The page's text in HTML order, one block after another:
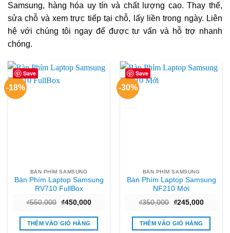
Samsung, hàng hóa uy tín và chất lượng cao. Thay thế,
sửa chỗ và xem trực tiếp tại chỗ, lấy liền trong ngày. Liên
hệ với chúng tôi ngay để được tư vấn và hỗ trợ nhanh
chóng.
Save
-18%
BÀN PHÍM SAMSUNG
Bàn Phím Laptop Samsung
RV710 FullBox
₫550,000 Giá
là:
₫550,000.
₫450,000Giá
tại
₫450,000.
THÊM VÀO GIỎ HÀNG
Save
-30%
BÀN PHÍM SAMSUNG
Bàn Phím Laptop Samsung
NF210 Mới
₫350,000 Giá
là:
₫350,000.
₫245,000Giá
tại
THÊM VÀO GIỎ HÀNG